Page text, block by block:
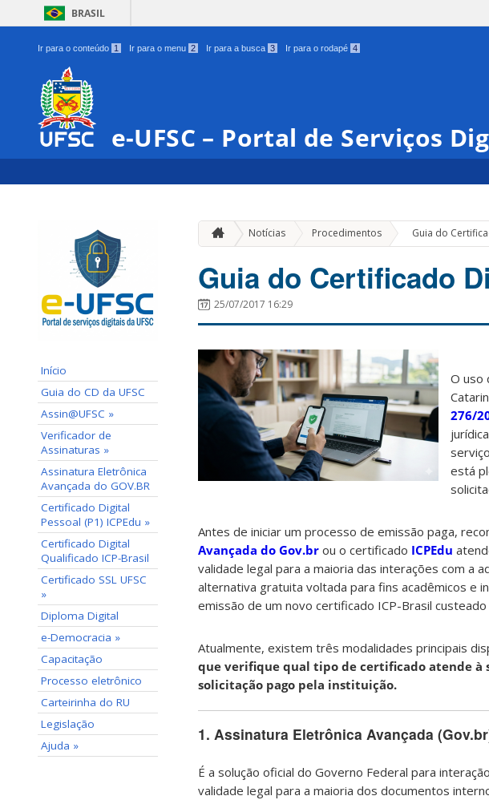
BRASIL
Ir para o conteúdo 1 Ir para o menu 2 Ir para a busca 3 Ir para o rodapé 4
e-UFSC – Portal de Serviços
Início
Guia do CD da UFSC
Assin@UFSC »
Verificador de
Assinaturas »
Assinatura Eletrônica
Avançada do GOV.BR
Certificado Digital
Pessoal (P1) ICPEdu »
Certificado Digital
Qualificado ICP-Brasil
Certificado SSL UFSC
»
Diploma Digital
e-Democracia »
Capacitação
Processo eletrônico
Carteirinha do RU
Legislação
Ajuda »
Notícias Procedimentos » Guia do
Guia do Certificado
25/07/2017 16:29
O uso
276/
está
Antes de iniciar um processo de emissão paga,
Avançada do Gov.br ou o certificado ICPEdu
validade legal para a maioria das interações com a
alternativa gratuita voltada para fins acadêmicos e
emissão de um novo certificado ICP-Brasil
Atualmente, existem três modalidades principais
que verifique qual tipo de certificado atende à
solicitação pago pela instituição.
1. Assinatura Eletrônica Avançada
É a solução oficial do Governo Federal para
validade legal para a maioria dos documentos